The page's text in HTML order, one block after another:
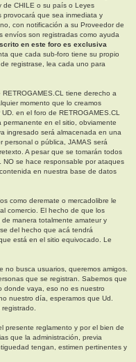
de CHILE o su país o Leyes
provocará que sea inmediata y
con notificación a su Proveedor de
envíos son registradas como ayuda
en este foro es exclusiva
que cada sub-foro tiene su propio
registrase, lea cada uno para
tiene derecho a
momento que lo creamos
en el foro de RETROGAMES.CL
en el sitio, obviamente
ingresado será almacenada en una
personal o pública, JAMAS será
A pesar que se tomarán todos
NO se hace responsable por ataques
en nuestra base de datos
como deremate o mercadolibre le
comercio. El hecho de que los
manera totalmente amateur y
del hecho que acá tendrá
está en el sitio equivocado. Le
no busca usuarios, queremos amigos.
que se registran. Sabemos que
donde vaya, eso no es nuestro
nuestro día, esperamos que Ud.
presente reglamento y por el bien de
que la administración, previa
tengan, estimen pertinentes y